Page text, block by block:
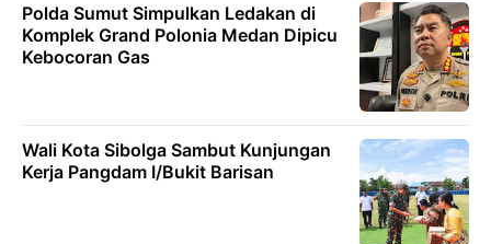
Polda Sumut Simpulkan Ledakan di
Komplek Grand Polonia Medan Dipicu
Kebocoran Gas
Wali Kota Sibolga Sambut Kunjungan
Kerja Pangdam I/Bukit Barisan